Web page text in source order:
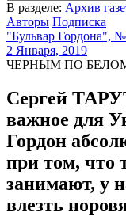
В разделе: Архив
Авторы Подписка
"Бульвар Гордона",
2 Января, 2019
ЧЕРНЫМ ПО
Сергей
важное для
Гордон
при том, что
занимают, у
влезть